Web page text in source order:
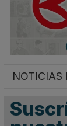
NOTICIAS